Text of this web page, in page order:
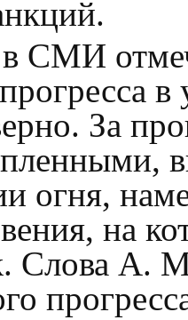
СМИ
За
огня,
на
Слова А.